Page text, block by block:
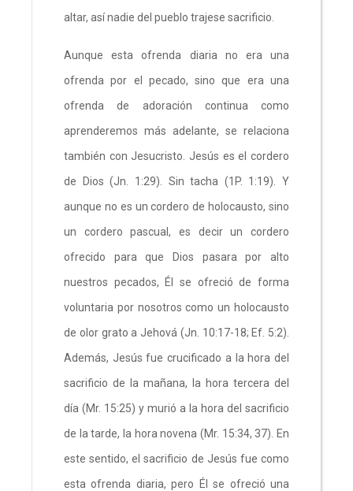
altar, así nadie del pueblo trajese sacrificio.
Aunque esta ofrenda diaria no era una
ofrenda por el pecado, sino que era una
ofrenda de adoración continua como
aprenderemos más adelante, se relaciona
también con Jesucristo. Jesús es el cordero
de Dios (Jn. 1:29). Sin tacha (1P. 1:19). Y
aunque no es un cordero de holocausto, sino
un cordero pascual, es decir un cordero
ofrecido para que Dios pasara por alto
nuestros pecados, Él se ofreció de forma
voluntaria por nosotros como un holocausto
de olor grato a Jehová (Jn. 10:17-18; Ef. 5:2).
Además, Jesús fue crucificado a la hora del
sacrificio de la mañana, la hora tercera del
día (Mr. 15:25) y murió a la hora del sacrificio
de la tarde, la hora novena (Mr. 15:34, 37). En
este sentido, el sacrificio de Jesús fue como
esta ofrenda diaria, pero Él se ofreció una